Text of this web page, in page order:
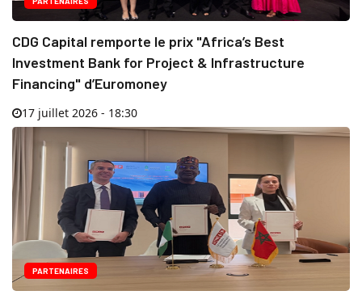
CDG Capital remporte le prix "Africa’s Best
Investment Bank for Project & Infrastructure
Financing" d’Euromoney
17 juillet 2026 - 18:30
PARTENAIRES